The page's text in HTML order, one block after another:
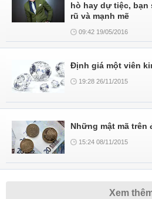
hò hay dự tiệc, bạn
rũ và mạnh mẽ
09:42 19/05/2016
Định giá một viên
19:28 26/11/2015
Những mật mã trên
15:24 08/11/2015
Xem